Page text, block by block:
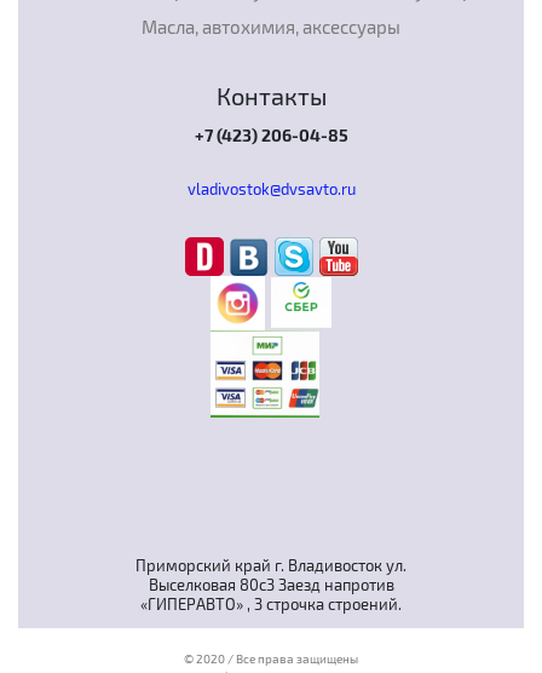
Приморский край г. Владивосток ул.
Выселковая 80с3 Заезд напротив
«ГИПЕРАВТО» , 3 строчка строений.
© 2020 / Все права защищены
Масла, автохимия, аксессуары
Контакты
+7 (423) 206-04-85
vladivostok@dvsavto.ru